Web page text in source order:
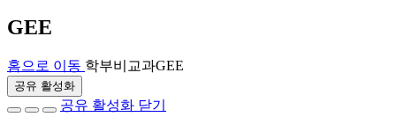
GEE
홈으로 이동 학부비교과GEE
공유 활성화
공유 활성화 닫기